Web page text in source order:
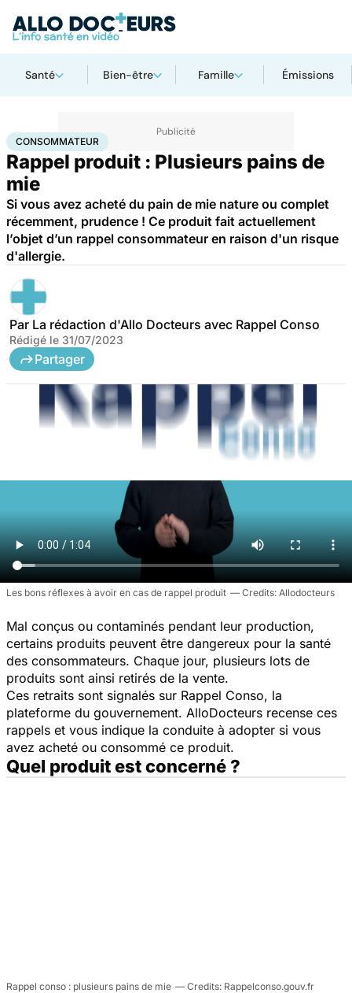
Santé Bien-être Famille Émissions
AccueilSantéConsommateur
CONSOMMATEUR
Rappel produit : Plusieurs pains de
mie
Si vous avez acheté du pain de mie nature ou complet
récemment, prudence ! Ce produit fait actuellement
l’objet d’un rappel consommateur en raison d'un risque
d'allergie.
Par La rédaction d'Allo Docteurs avec Rappel Conso
Rédigé le 31/07/2023
Partager
Les bons réflexes à avoir en cas de rappel produit Allodocteurs
Mal conçus ou contaminés pendant leur production,
certains produits peuvent être dangereux pour la santé
des consommateurs. Chaque jour, plusieurs lots de
produits sont ainsi retirés de la vente.
Ces retraits sont signalés sur Rappel Conso, la
plateforme du gouvernement. AlloDocteurs recense ces
rappels et vous indique la conduite à adopter si vous
avez acheté ou consommé ce produit.
Quel produit est concerné ?
Rappel conso : plusieurs pains de mie Rappelconso.gouv.fr